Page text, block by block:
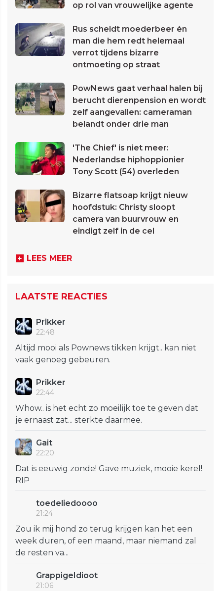
op rol van vrouwelijke agente
Rus scheldt moederbeer én
man die hem redt helemaal
verrot tijdens bizarre
ontmoeting op straat
PowNews gaat verhaal halen bij
berucht dierenpension en wordt
zelf aangevallen: cameraman
belandt onder drie man
'The Chief' is niet meer:
Nederlandse hiphoppionier
Tony Scott (54) overleden
Bizarre flatsoap krijgt nieuw
hoofdstuk: Christy sloopt
camera van buurvrouw en
eindigt zelf in de cel
LEES MEER
LAATSTE REACTIES
Prikker
22:48
Altijd mooi als Pownews tikken krijgt.. kan niet
vaak genoeg gebeuren.
Prikker
22:44
Whow.. is het echt zo moeilijk toe te geven dat
je ernaast zat... sterkte daarmee.
Gait
22:20
Dat is eeuwig zonde! Gave muziek, mooie kerel!
RIP
toedeliedoooo
21:24
Zou ik mij hond zo terug krijgen kan het een
week duren, of een maand, maar niemand zal
de resten va...
GrappigeIdioot
21:06